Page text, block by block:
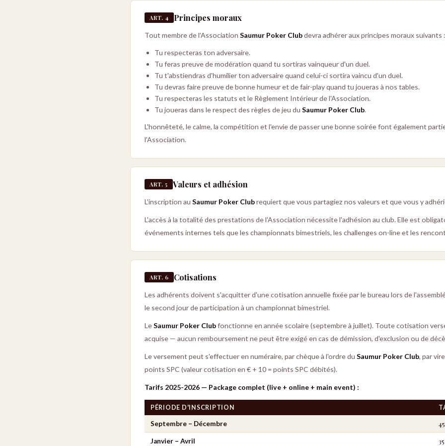
ART. 4 Principes moraux
Tout membre de l'Association Saumur Poker Clubdevra adhérer aux principes moraux suivants :
Tu respecteras ton adversaire.
Tu feras preuve de modération quand tu sortiras vainqueur d'un duel.
Tu t'abstiendras d'humilier ton adversaire quand celui-ci sortira vaincu d'un duel.
Tu devras faire preuve de bonne humeur et de fair-play quand tu joueras à nos tables.
Tu respecteras les statuts et le Règlement Intérieur de l'Association.
Tu joueras dans le respect des règles de jeu du Saumur Poker Club.
L'honnêteté, le calme, la compétition et l'envie de passer une bonne soirée font également
l'Association.
ART. 5 Valeurs et adhésion
L'inscription au Saumur Poker Clubrequiert que vous partagiez nos valeurs et que vous y
L'accès à la totalité des prestations de l'Association nécessite l'adhésion au club. Elle est
événements internes tels que les championnats bimestriels, les challenges on-line et les
ART. 6 Cotisations
Les adhérents doivent s'acquitter d'une cotisation annuelle fixée par le bureau lors de
le second jour de participation à un championnat bimestriel.
LeSaumur Poker Clubfonctionne en année scolaire (septembre à juillet). Toute cotisation
acquise — aucun remboursement ne peut être exigé en cas de démission, d'exclusion ou de
Le versement peut s'effectuer en numéraire, par chèque à l'ordre du Saumur Poker Club, par
points SPC (valeur cotisation en € + 10 = points SPC débités).
Tarifs 2025-2026 — Package complet (live + online + main event) :
PÉRIODE D'INSCRIPTION
Septembre – Décembre
Janvier – Avril